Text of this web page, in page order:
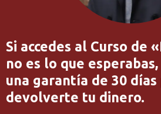
Si accedes al Curso de
no es lo que
una garantía de 30 días
devolverte tu dinero.